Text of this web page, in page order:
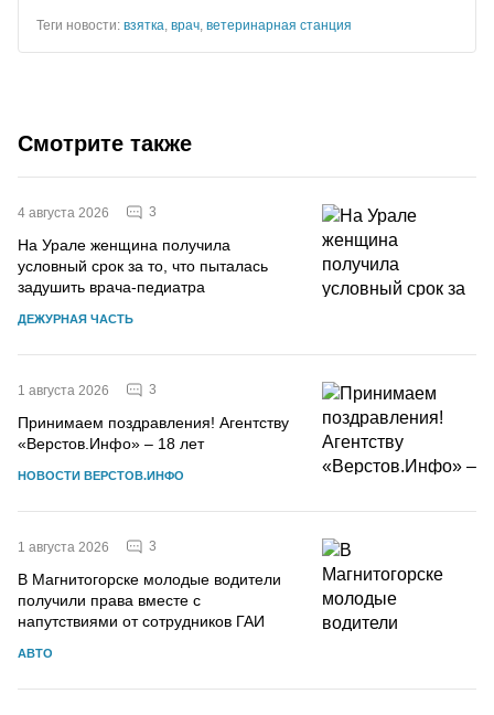
Теги новости: взятка врач ветеринарная станция
Смотрите также
4 августа 2026 3
На Урале женщина получила
условный срок за то, что пыталась
задушить врача-педиатра
ДЕЖУРНАЯ ЧАСТЬ
1 августа 2026 3
Принимаем поздравления! Агентству
«Верстов.Инфо» – 18 лет
НОВОСТИ ВЕРСТОВ.ИНФО
1 августа 2026 3
В Магнитогорске молодые водители
получили права вместе с
напутствиями от сотрудников ГАИ
АВТО